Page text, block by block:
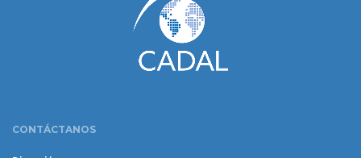
CONTÁCTANOS